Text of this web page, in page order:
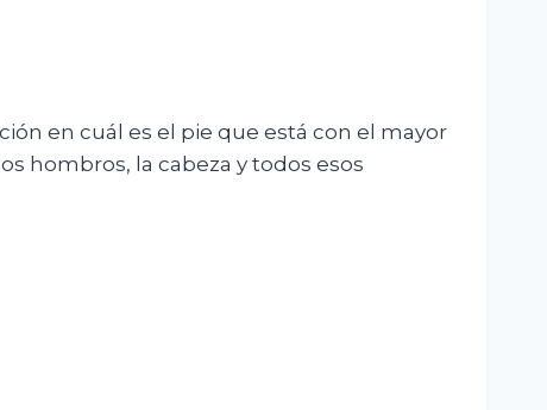
en cuál es el pie que está con el mayor
hombros, la cabeza y todos esos